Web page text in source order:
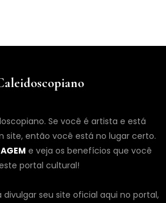
Se você é artista e está
site, então você está no lugar certo.
e veja os benefícios que você
portal cultural!
seu site oficial aqui no portal,